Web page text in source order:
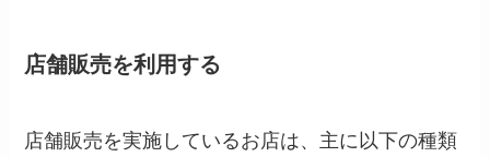
店舗販売を利用する
店舗販売を実施しているお店は、主に以下の種類